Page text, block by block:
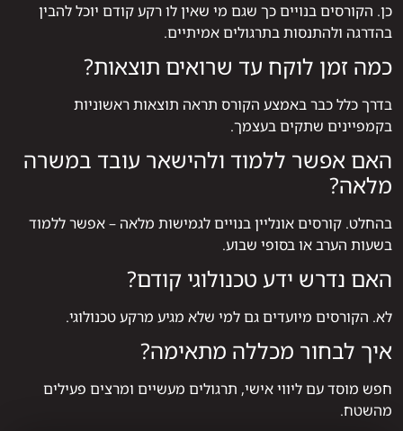
כן. הקורסים בנויים כך שגם מי שאין לו רקע קודם יוכל להבין
בהדרגה ולהתנסות בתרגולים אמיתיים.
כמה זמן לוקח עד שרואים תוצאות?
בדרך כלל כבר באמצע הקורס תראה תוצאות ראשוניות
בקמפיינים שתקים בעצמך.
האם אפשר ללמוד ולהישאר עובד במשרה
מלאה?
בהחלט. קורסים אונליין בנויים לגמישות מלאה – אפשר ללמוד
בשעות הערב או בסופי שבוע.
האם נדרש ידע טכנולוגי קודם?
לא. הקורסים מיועדים גם למי שלא מגיע מרקע טכנולוגי.
איך לבחור מכללה מתאימה?
חפש מוסד עם ליווי אישי, תרגולים מעשיים ומרצים פעילים
מהשטח.